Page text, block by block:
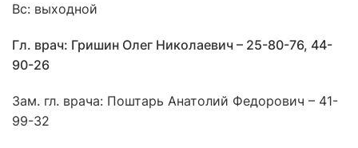
Вс: выходной
Гл. врач: Гришин Олег Николаевич – 25-80-76, 44-
90-26
Зам. гл. врача: Поштарь Анатолий Федорович – 41-
99-32